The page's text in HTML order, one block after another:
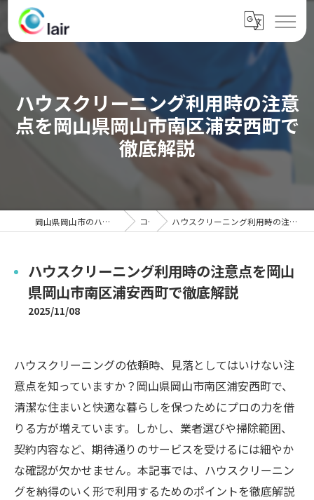
ハウスクリーニング利用時の注意
点を岡山県岡山市南区浦安西町で
徹底解説
岡山県岡山市のハウスクリーニングならクレール コラム ハウスクリーニング利用時の注意点を岡山県岡山市南区浦安西町で徹底解説
ハウスクリーニング利用時の注意点を岡山
県岡山市南区浦安西町で徹底解説
2025/11/08
ハウスクリーニングの依頼時、見落としてはいけない注
意点を知っていますか？岡山県岡山市南区浦安西町で、
清潔な住まいと快適な暮らしを保つためにプロの力を借
りる方が増えています。しかし、業者選びや掃除範囲、
契約内容など、期待通りのサービスを受けるには細やか
な確認が欠かせません。本記事では、ハウスクリーニン
グを納得のいく形で利用するためのポイントを徹底解説